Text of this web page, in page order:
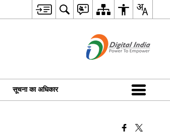
सूचना का अधिकार